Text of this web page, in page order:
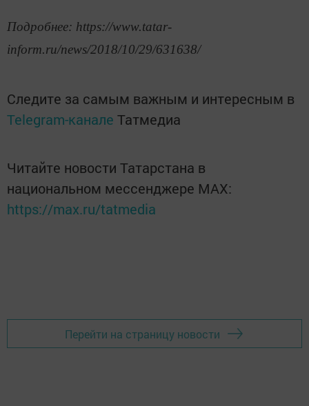
Подробнее: https://www.tatar-
inform.ru/news/2018/10/29/631638/
Следите за самым важным и интересным в
Telegram-канале Татмедиа
Читайте новости Татарстана в
национальном мессенджере MАХ:
https://max.ru/tatmedia
Перейти на страницу новости